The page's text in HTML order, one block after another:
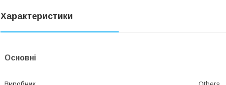
Характеристики
Основні